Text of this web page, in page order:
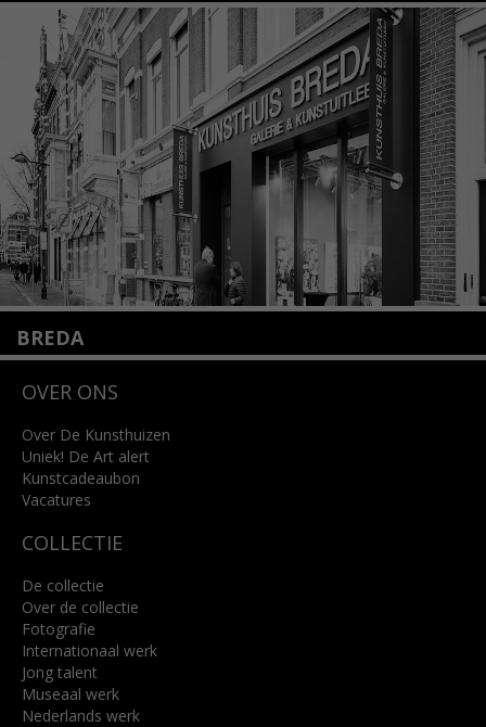
Amstelveenseweg 135
1075 VX Amsterdam
+31 (0)20 2332546
info@kunsthuisamsterdam.nl
Lees meer
BREDA
4818 SB Breda
info@kunsthuisbreda.nl
Lees meer
OVER ONS
Over De Kunsthuizen
Uniek! De Art alert
Kunstcadeaubon
Vacatures
COLLECTIE
De collectie
Over de collectie
Fotografie
Internationaal werk
Jong talent
Museaal werk
Nederlands werk